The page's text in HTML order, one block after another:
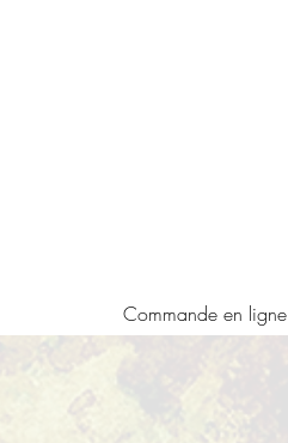
Commande en ligne